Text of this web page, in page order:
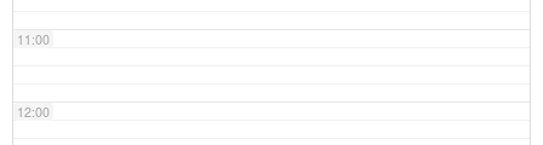
11:00
12:00